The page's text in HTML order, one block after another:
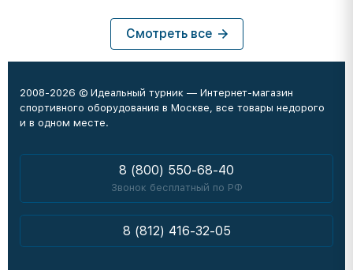
Смотреть все
2008-2026 © Идеальный турник — Интернет-магазин
спортивного оборудования в Москве, все товары недорого
и в одном месте.
8 (800) 550-68-40
Звонок бесплатный по РФ
8 (812) 416-32-05